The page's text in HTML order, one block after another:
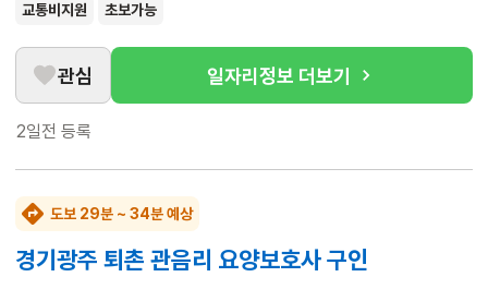
교통비지원 초보가능
관심 일자리정보 더보기
2일전 등록
도보 29분 ~ 34분 예상
경기광주 퇴촌 관음리 요양보호사 구인